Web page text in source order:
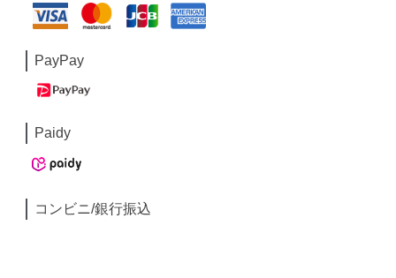
PayPay
Paidy
コンビニ/銀行振込